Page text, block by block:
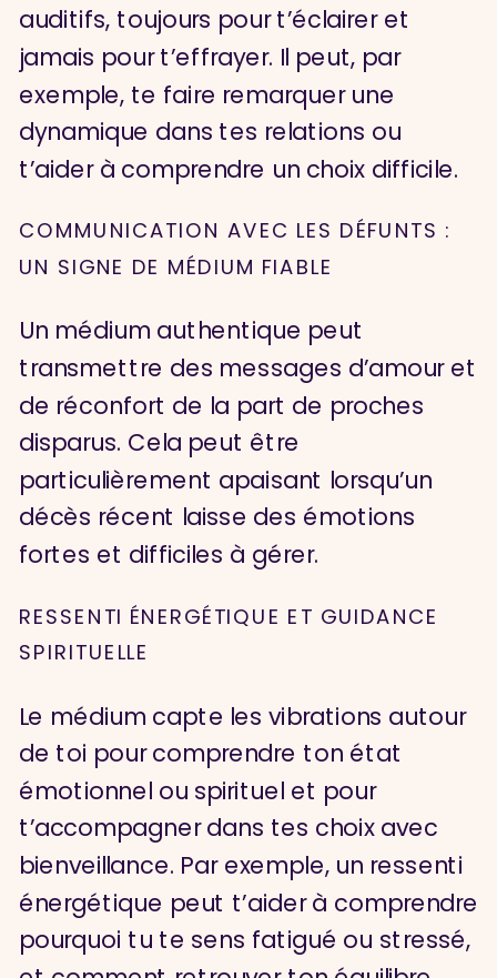
auditifs, toujours pour t’éclairer et
jamais pour t’effrayer. Il peut, par
exemple, te faire remarquer une
dynamique dans tes relations ou
t’aider à comprendre un choix difficile.
COMMUNICATION AVEC LES DÉFUNTS :
UN SIGNE DE MÉDIUM FIABLE
Un médium authentique peut
transmettre des messages d’amour et
de réconfort de la part de proches
disparus. Cela peut être
particulièrement apaisant lorsqu’un
décès récent laisse des émotions
fortes et difficiles à gérer.
RESSENTI ÉNERGÉTIQUE ET GUIDANCE
SPIRITUELLE
Le médium capte les vibrations autour
de toi pour comprendre ton état
émotionnel ou spirituel et pour
t’accompagner dans tes choix avec
bienveillance. Par exemple, un ressenti
énergétique peut t’aider à comprendre
pourquoi tu te sens fatigué ou stressé,